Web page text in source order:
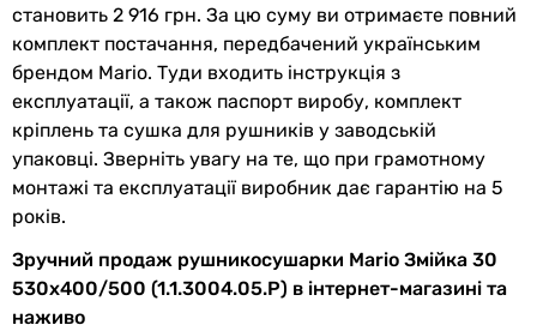
Висота в
упаковці
420 мм
Глибина в
упаковці
Вага в упаковці 2.6 кг
Гарантія
Гарантія
становить 2 916 грн. За цю суму ви отримаєте повний
комплект постачання, передбачений українським
брендом Mario. Туди входить інструкція з
експлуатації, а також паспорт виробу, комплект
кріплень та сушка для рушників у заводській
упаковці. Зверніть увагу на те, що при грамотному
монтажі та експлуатації виробник дає гарантію на 5
років.
Зручний продаж рушникосушарки Mario Змійка 30
530х400/500 (1.1.3004.05.P) в інтернет-магазині та
наживо